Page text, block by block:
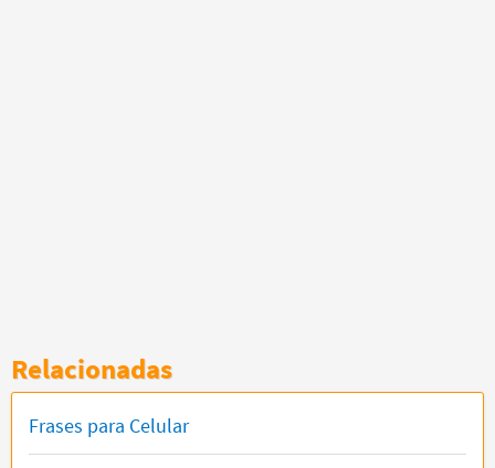
Relacionadas
Frases para Celular